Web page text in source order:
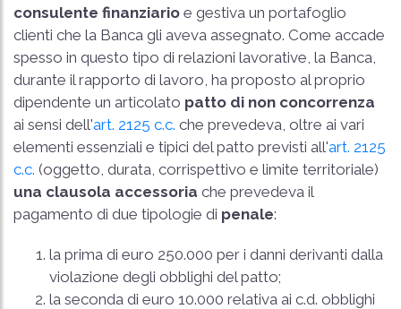
consulente finanziario e gestiva un portafoglio
clienti che la Banca gli aveva assegnato. Come accade
spesso in questo tipo di relazioni lavorative, la Banca,
durante il rapporto di lavoro, ha proposto al proprio
dipendente un articolato patto di non concorrenza
ai sensi dell'art. 2125 c.c. che prevedeva, oltre ai vari
elementi essenziali e tipici del patto previsti all'art. 2125
c.c. (oggetto, durata, corrispettivo e limite territoriale)
una clausola accessoria che prevedeva il
pagamento di due tipologie di penale:
la prima di euro 250.000 per i danni derivanti dalla
violazione degli obblighi del patto;
la seconda di euro 10.000 relativa ai c.d. obblighi